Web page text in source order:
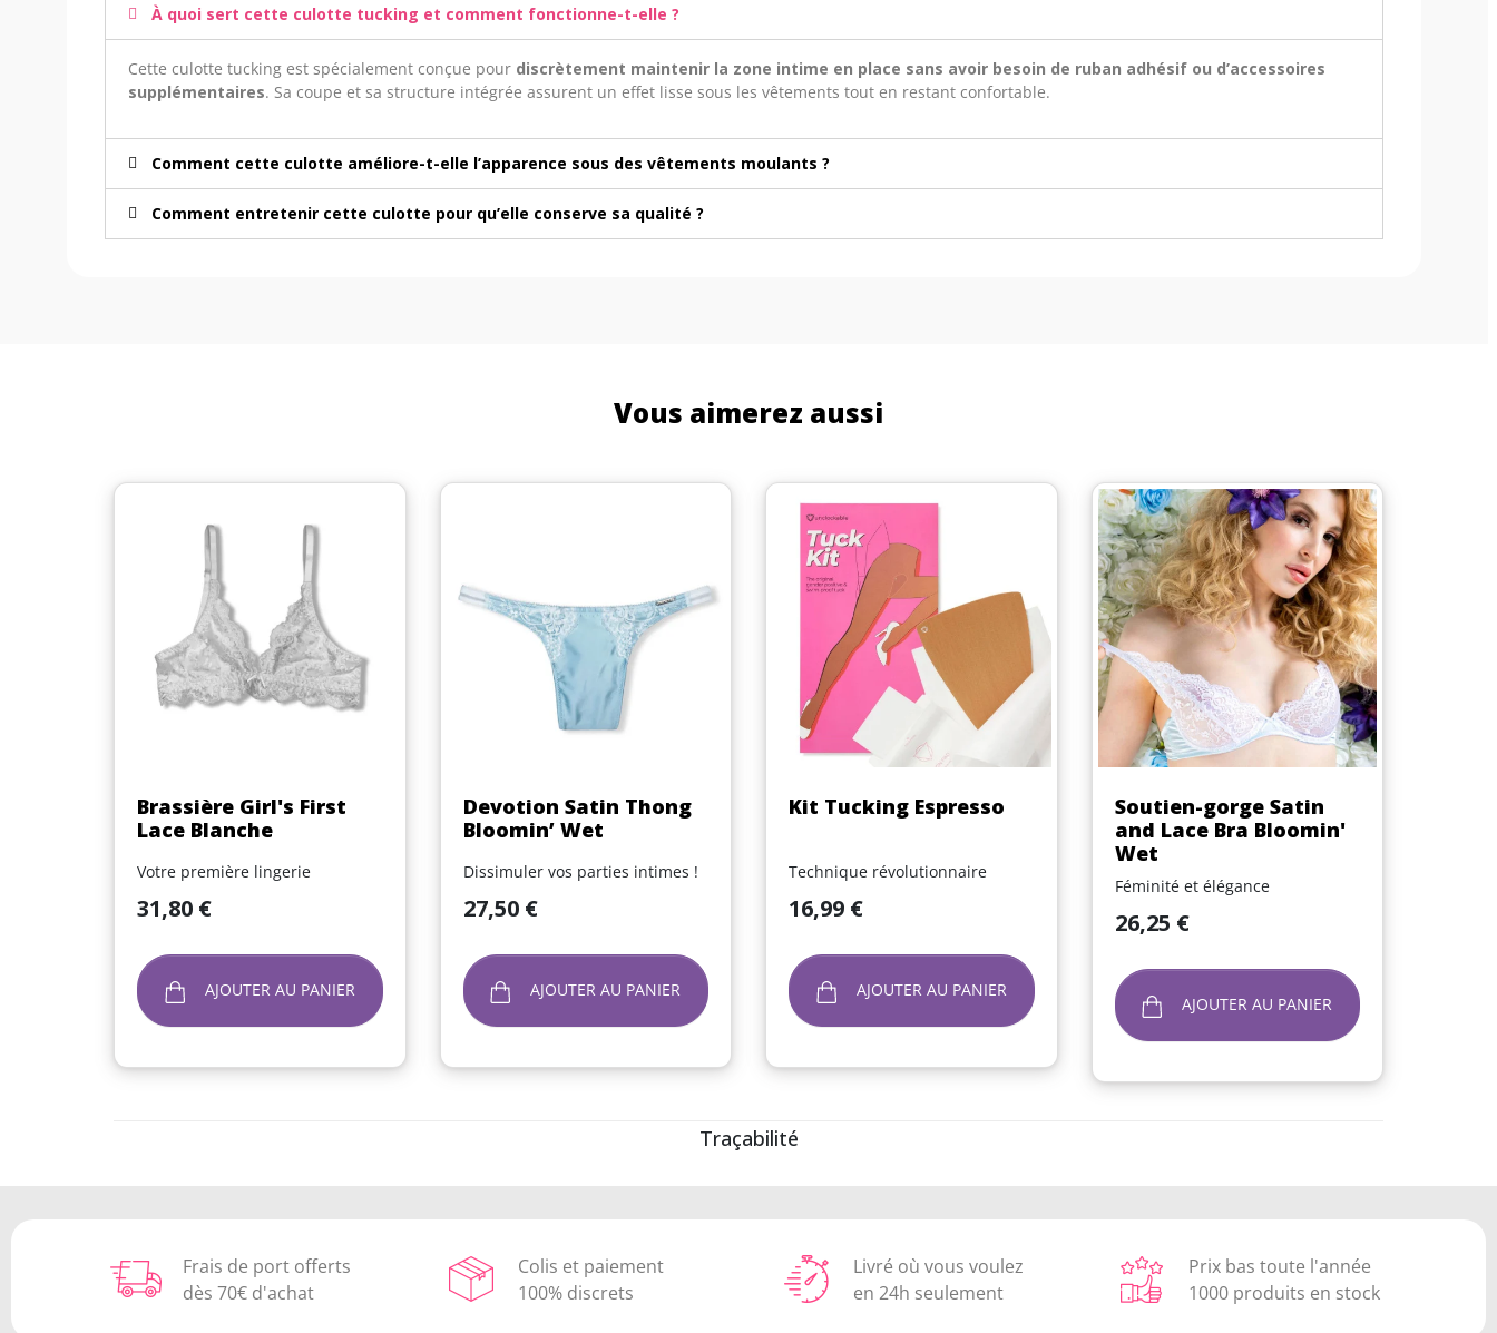
À quoi sert cette culotte tucking et comment fonctionne-t-elle ?
Cette culotte tucking est spécialement conçue pour discrètement maintenir la zone intime en place sans avoir besoin de ruban adhésif ou d’accessoires
supplémentaires. Sa coupe et sa structure intégrée assurent un effet lisse sous les vêtements tout en restant confortable.
Comment cette culotte améliore-t-elle l’apparence sous des vêtements moulants ?
Comment entretenir cette culotte pour qu’elle conserve sa qualité ?
Vous aimerez aussi
Aperçu rapide
Brassière Girl's First
Lace Blanche
Votre première lingerie
Prix
31,80 €
AJOUTER AU PANIER
Aperçu rapide
Devotion Satin Thong
Bloomin’ Wet
Dissimuler vos parties intimes !
Prix
27,50 €
AJOUTER AU PANIER
Aperçu rapide
Kit Tucking Espresso
Technique révolutionnaire
Prix
16,99 €
AJOUTER AU PANIER
Aperçu rapide
Soutien-gorge Satin
and Lace Bra Bloomin'
Wet
Féminité et élégance
Prix
26,25 €
AJOUTER AU PANIER
Traçabilité
Frais de port offerts
dès 70€ d'achat
Colis et paiement
100% discrets
Livré où vous voulez
en 24h seulement
Prix bas toute l'année
1000 produits en stock